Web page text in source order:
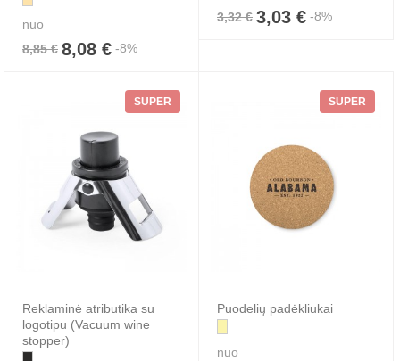
nuo
8,85 € 8,08 € -8%
3,32 € 3,03 € -8%
SUPER
Reklaminė atributika su
logotipu (Vacuum wine
stopper)
SUPER
Puodelių padėkliukai
nuo